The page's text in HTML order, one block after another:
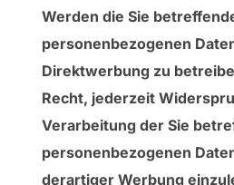
Werden die Sie
personenbezogenen
Direktwerbung zu
Recht, jederzeit
Verarbeitung der Sie
personenbezogenen
derartiger Werbung